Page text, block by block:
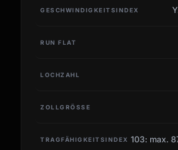
GESCHWINDIGKEITSINDEX
RUN FLAT
LOCHZAHL
ZOLLGRÖSSE
TRAGFÄHIGKEITSINDEX 103: max.